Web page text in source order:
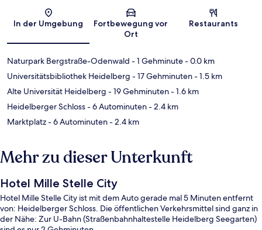
Karte
In der Umgebung
Fortbewegung vor
Ort
Restaurants
Naturpark Bergstraße-Odenwald - 1 Gehminute- 0.0 km
Universitätsbibliothek Heidelberg - 17 Gehminuten- 1.5 km
Alte Universität Heidelberg - 19 Gehminuten- 1.6 km
Heidelberger Schloss- 6 Autominuten- 2.4 km
Marktplatz- 6 Autominuten- 2.4 km
Mehr zu dieser Unterkunft
Hotel Mille Stelle City
Hotel Mille Stelle City ist mit dem Auto gerade mal 5 Minuten entfernt
von: Heidelberger Schloss. Die öffentlichen Verkehrsmittel sind ganz in
der Nähe: Zur U-Bahn (Straßenbahnhaltestelle Heidelberg Seegarten)